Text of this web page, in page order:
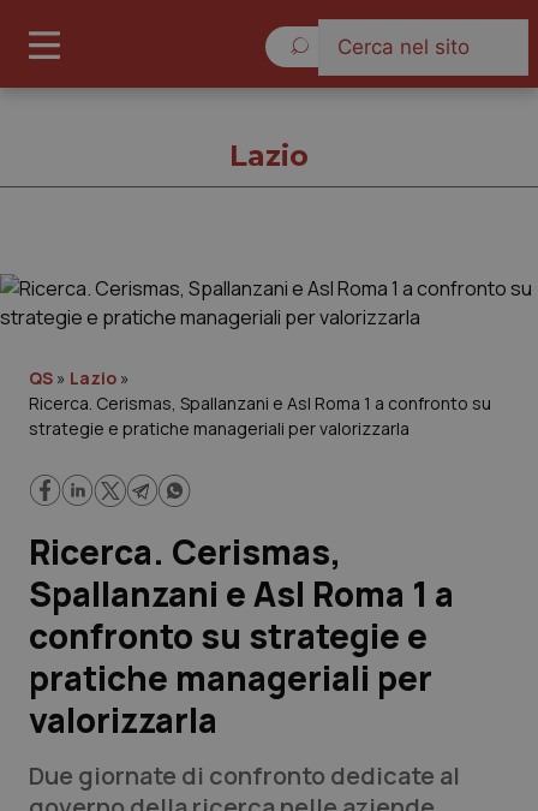
Governo e Parlamento
Regioni e Asl
Lavoro e Professioni
Scienza e Farmaci
Studi e Analisi
Lettere al direttore
Edizioni Regionali
Lazio
QS » Lazio »
Ricerca. Cerismas, Spallanzani e Asl Roma 1 a confronto su
strategie e pratiche manageriali per valorizzarla
Ricerca. Cerismas,
Spallanzani e Asl Roma 1 a
confronto su strategie e
pratiche manageriali per
valorizzarla
Due giornate di confronto dedicate al